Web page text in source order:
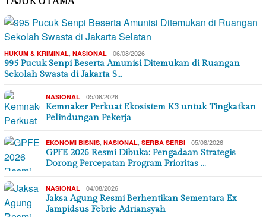
HUKUM & KRIMINAL NASIONAL 06/08/2026
995 Pucuk Senpi Beserta Amunisi Ditemukan di Ruangan
Sekolah Swasta di Jakarta S…
NASIONAL 05/08/2026
Kemnaker Perkuat Ekosistem K3 untuk Tingkatkan
Pelindungan Pekerja
EKONOMI BISNIS NASIONAL SERBA SERBI 05/08/2026
GPFE 2026 Resmi Dibuka: Pengadaan Strategis
Dorong Percepatan Program Prioritas …
NASIONAL 04/08/2026
Jaksa Agung Resmi Berhentikan Sementara Ex
Jampidsus Febrie Adriansyah